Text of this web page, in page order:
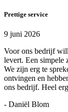
Prettige service
9 juni 2026
Voor ons bedrijf
levert. Een simpele
We zijn erg te
ontvingen en
ons bedrijf. Heel
- Daniël Blom